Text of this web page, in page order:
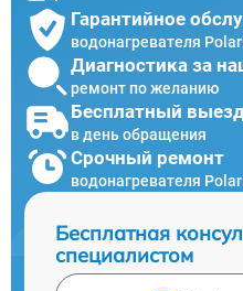
Гарантийное
водонагревателя
Диагностика за
ремонт по желанию
Бесплатный
в день обращения
Срочный ремонт
водонагревателя
Бесплатная
специалистом